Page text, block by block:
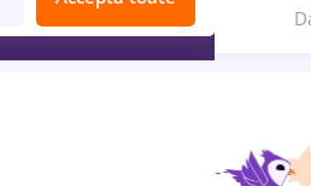
Relevanță